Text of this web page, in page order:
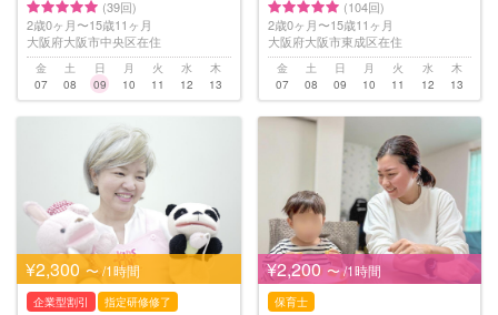
(39回)
2歳0ヶ月〜15歳11ヶ月
大阪府大阪市中央区在住
金
07
土
08
日
09
月
10
火
11
水
12
木
13
(104回)
2歳0ヶ月〜15歳11ヶ月
大阪府大阪市東成区在住
金
07
土
08
日
09
月
10
火
11
水
12
木
13
¥2,300 〜 /1時間
企業型割引 指定研修修了
¥2,200 〜 /1時間
保育士